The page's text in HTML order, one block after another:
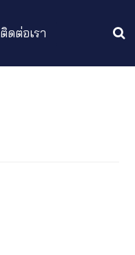
ติดต่อเรา